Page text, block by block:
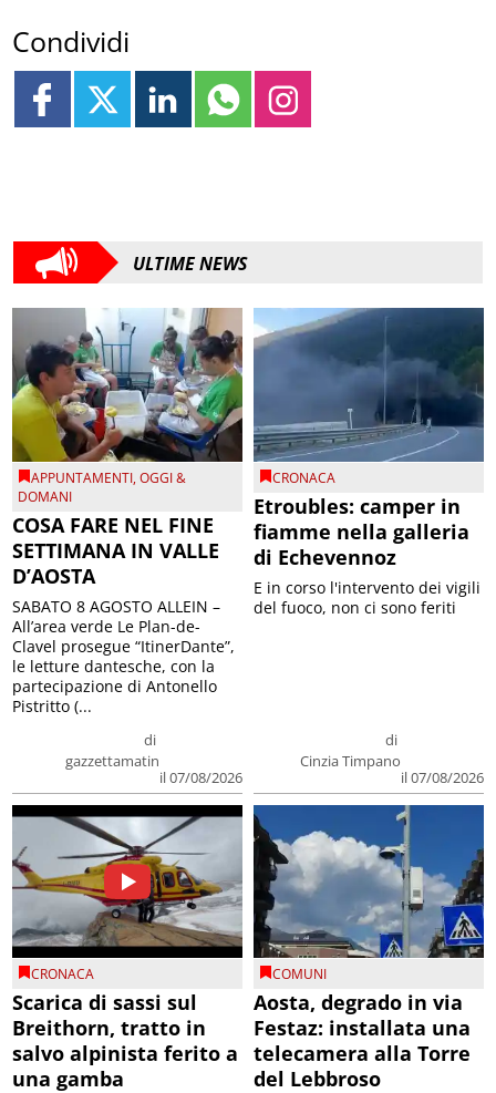
Condividi
ULTIME NEWS
APPUNTAMENTI,OGGI &
DOMANI
COSA FARE NEL FINE
SETTIMANA IN VALLE
D’AOSTA
di
gazzettamatin
il 07/08/2026
SABATO 8 AGOSTO ALLEIN –
All’area verde Le Plan-de-
Clavel prosegue “ItinerDante”,
le letture dantesche, con la
partecipazione di Antonello
Pistritto (...
CRONACA
Etroubles: camper in
fiamme nella galleria
di Echevennoz
di
Cinzia Timpano
il 07/08/2026
E in corso l'intervento dei vigili
del fuoco, non ci sono feriti
CRONACA
Scarica di sassi sul
Breithorn, tratto in
salvo alpinista ferito a
una gamba
COMUNI
Aosta, degrado in via
Festaz: installata una
telecamera alla Torre
del Lebbroso